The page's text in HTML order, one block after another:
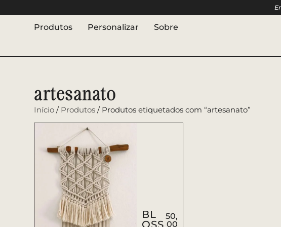
Produtos Personalizar Sobre
artesanato
Início / Produtos / Produtos etiquetados com “artesanato”
BL
OSS
50,
00